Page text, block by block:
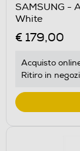
SAMSUNG -
White
€ 179,00
Acquisto
Ritiro in